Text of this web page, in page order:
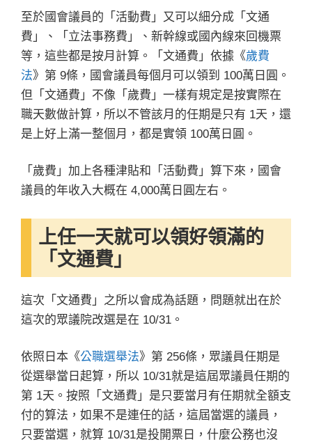
至於國會議員的「活動費」又可以細分成「文通
費」、「立法事務費」、新幹線或國內線來回機票
等，這些都是按月計算。「文通費」依據《歲費
法》第 9條，國會議員每個月可以領到 100萬日圓。
但「文通費」不像「歲費」一樣有規定是按實際在
職天數做計算，所以不管該月的任期是只有 1天，還
是上好上滿一整個月，都是實領 100萬日圓。
「歲費」加上各種津貼和「活動費」算下來，國會
議員的年收入大概在 4,000萬日圓左右。
上任一天就可以領好領滿的
「文通費」
這次「文通費」之所以會成為話題，問題就出在於
這次的眾議院改選是在 10/31。
依照日本《公職選舉法》第 256條，眾議員任期是
從選舉當日起算，所以 10/31就是這屆眾議員任期的
第 1天。按照「文通費」是只要當月有任期就全額支
付的算法，如果不是連任的話，這屆當選的議員，
只要當選，就算 10/31是投開票日，什麼公務也沒